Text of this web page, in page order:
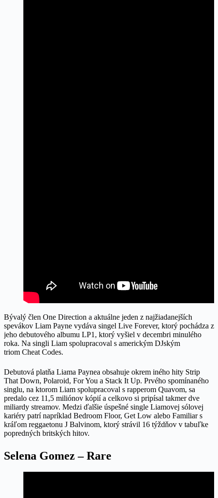
Bývalý člen One Direction a aktuálne jeden z najžiadanejších
spevákov Liam Payne vydáva singel Live Forever, ktorý pochádza z
jeho debutového albumu LP1, ktorý vyšiel v decembri minulého
roka. Na singli Liam spolupracoval s americkým DJským
triom Cheat Codes.
Debutová platňa Liama Paynea obsahuje okrem iného hity Strip
That Down, Polaroid, For You a Stack It Up. Prvého spomínaného
singlu, na ktorom Liam spolupracoval s rapperom Quavom, sa
predalo cez 11,5 miliónov kópií a celkovo si pripísal takmer dve
miliardy streamov. Medzi ďalšie úspešné single Liamovej sólovej
kariéry patrí napríklad Bedroom Floor, Get Low alebo Familiar s
kráľom reggaetonu J Balvinom, ktorý strávil 16 týždňov v tabuľke
popredných britských hitov.
Selena Gomez – Rare